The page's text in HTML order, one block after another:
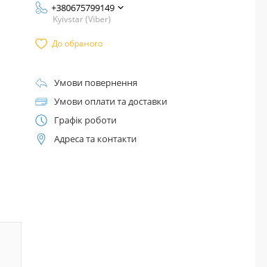
+380675799149
Kyivstar (Viber)
До обраного
Умови повернення
Умови оплати та доставки
Графік роботи
Адреса та контакти